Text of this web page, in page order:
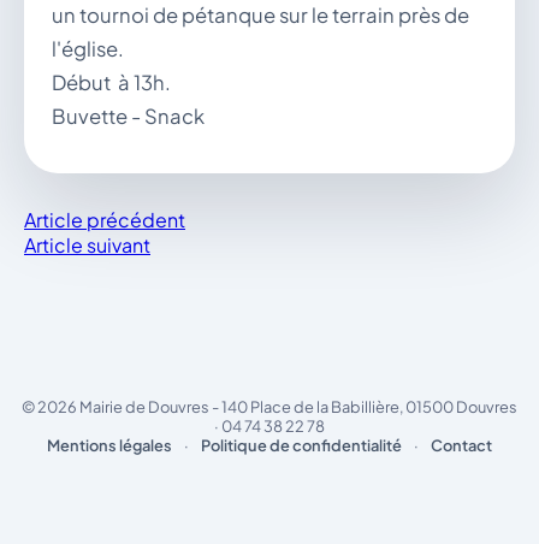
un tournoi de pétanque sur le terrain près de
l'église.
Début à 13h.
Buvette - Snack
Article précédent
Article suivant
© 2026 Mairie de Douvres - 140 Place de la Babillière, 01500 Douvres
· 04 74 38 22 78
Mentions légales
· Politique de confidentialité · Contact